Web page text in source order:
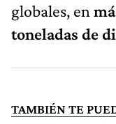
globales, en
toneladas de
TAMBIÉN TE